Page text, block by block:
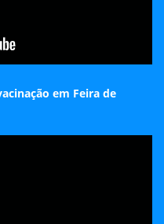
em Feira de